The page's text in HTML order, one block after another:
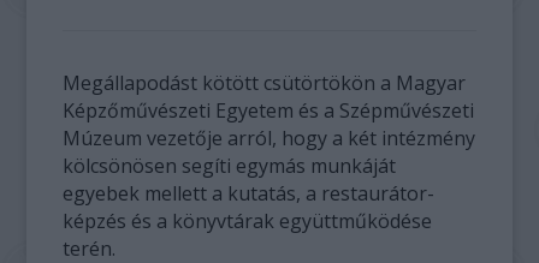
Megállapodást kötött csütörtökön a Magyar
Képzőművészeti Egyetem és a Szépművészeti
Múzeum vezetője arról, hogy a két intézmény
kölcsönösen segíti egymás munkáját
egyebek mellett a kutatás, a restaurátor-
képzés és a könyvtárak együttműködése
terén.